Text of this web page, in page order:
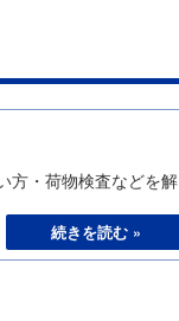
方・荷物検査などを解